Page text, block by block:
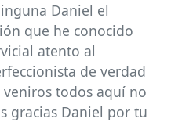
Daniel el
que he conocido
atento al
de verdad
todos aquí no
gracias Daniel por tu